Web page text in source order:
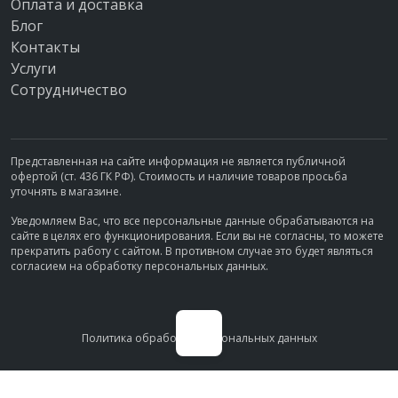
Оплата и доставка
Блог
Контакты
Услуги
Сотрудничество
Представленная на сайте информация не является публичной
офертой (ст. 436 ГК РФ). Стоимость и наличие товаров просьба
уточнять в магазине.
Уведомляем Вас, что все персональные данные обрабатываются на
сайте в целях его функционирования. Если вы не согласны, то можете
прекратить работу с сайтом. В противном случае это будет являться
согласием на обработку персональных данных.
Политика обработки персональных данных